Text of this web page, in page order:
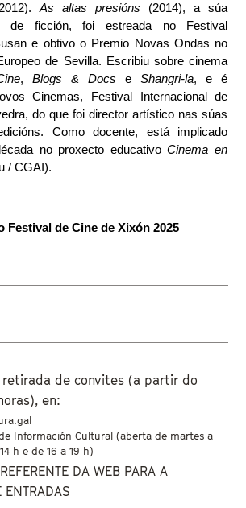
As altas presións (2014), a súa
de ficción, foi estreada no Festival
e obtivo o Premio Novas Ondas no
de Sevilla. Escribiu sobre cinema
, Blogs & Docs e Shangri-la, e é
Cinemas, Festival Internacional de
do que foi director artístico nas súas
Como docente, está implicado
no proxecto educativo Cinema en
/ CGAI).
Festival de Cine de Xixón 2025
de convites (a partir do
en:
Información Cultural (aberta de martes a
h e de 16 a 19 h)
DA WEB PARA A
ENTRADAS